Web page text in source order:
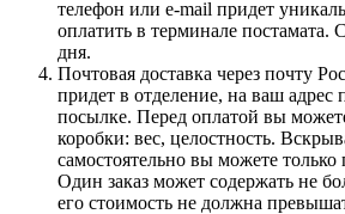
телефон или e-mail придет
оплатить в терминале
дня.
Почтовая доставка через почту
придет в отделение, на ваш адрес
посылке. Перед оплатой вы
коробки: вес, целостность.
самостоятельно вы можете только
Один заказ может содержать не
его стоимость не должна